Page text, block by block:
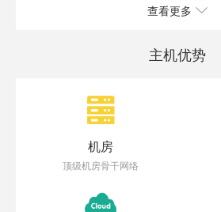
查看更多
主机优势
机房
顶级机房骨干网络